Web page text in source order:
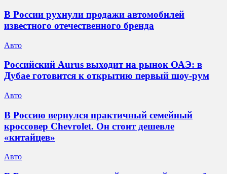
В России рухнули продажи автомобилей
известного отечественного бренда
Авто
Российский Aurus выходит на рынок ОАЭ: в
Дубае готовится к открытию первый шоу-рум
Авто
В Россию вернулся практичный семейный
кроссовер Chevrolet. Он стоит дешевле
«китайцев»
Авто